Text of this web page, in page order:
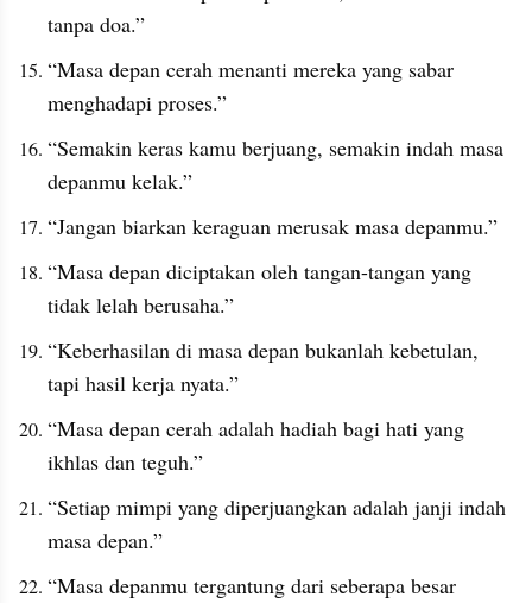
tanpa doa.”
“Masa depan cerah menanti mereka yang sabar
menghadapi proses.”
“Semakin keras kamu berjuang, semakin indah masa
depanmu kelak.”
“Jangan biarkan keraguan merusak masa depanmu.”
“Masa depan diciptakan oleh tangan-tangan yang
tidak lelah berusaha.”
“Keberhasilan di masa depan bukanlah kebetulan,
tapi hasil kerja nyata.”
“Masa depan cerah adalah hadiah bagi hati yang
ikhlas dan teguh.”
“Setiap mimpi yang diperjuangkan adalah janji indah
masa depan.”
“Masa depanmu tergantung dari seberapa besar